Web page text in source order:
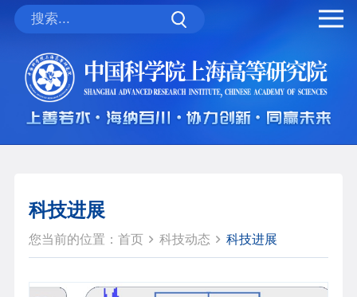
科技进展
您当前的位置： 首页 科技动态 科技进展